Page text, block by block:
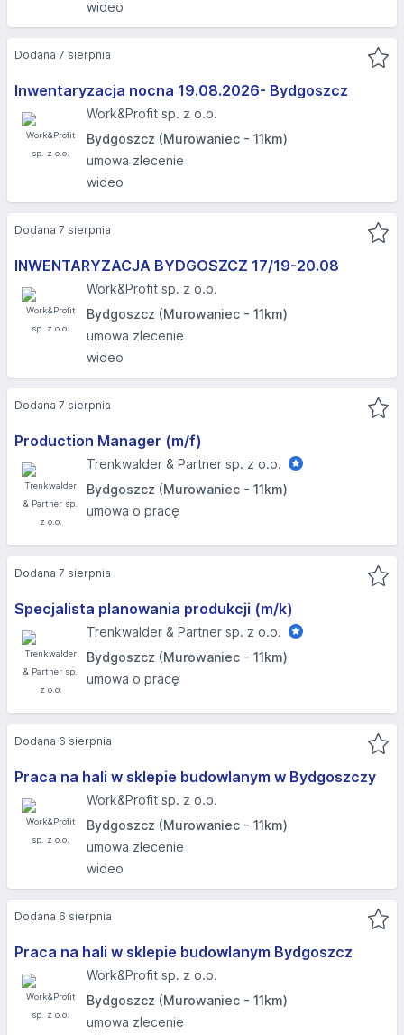
wideo
Inwentaryzacja nocna 19.08.2026- Bydgoszcz
Work&Profit sp. z o.o.
Bydgoszcz (Murowaniec - 11km)
umowa zlecenie
wideo
Dodana 7 sierpnia
INWENTARYZACJA BYDGOSZCZ 17/19-20.08​
Work&Profit sp. z o.o.
Bydgoszcz (Murowaniec - 11km)
umowa zlecenie
wideo
Dodana 7 sierpnia
Production Manager (m/f)
Trenkwalder & Partner sp. z o.o.
Bydgoszcz (Murowaniec - 11km)
umowa o pracę
Dodana 7 sierpnia
Specjalista planowania produkcji (m/k)
Trenkwalder & Partner sp. z o.o.
Bydgoszcz (Murowaniec - 11km)
umowa o pracę
Dodana 7 sierpnia
Praca na hali w sklepie budowlanym w Bydgoszczy
Work&Profit sp. z o.o.
Bydgoszcz (Murowaniec - 11km)
umowa zlecenie
wideo
Dodana 6 sierpnia
Praca na hali w sklepie budowlanym Bydgoszcz
Work&Profit sp. z o.o.
Bydgoszcz (Murowaniec - 11km)
umowa zlecenie
Dodana 6 sierpnia